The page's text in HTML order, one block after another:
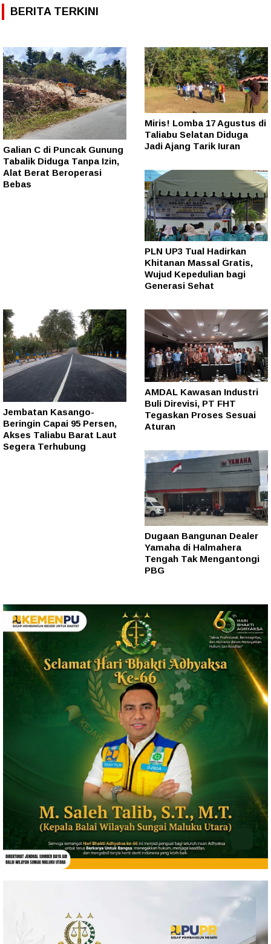
BERITA TERKINI
Galian C di Puncak Gunung
Tabalik Diduga Tanpa Izin,
Alat Berat Beroperasi
Bebas
Miris! Lomba 17 Agustus di
Taliabu Selatan Diduga
Jadi Ajang Tarik Iuran
PLN UP3 Tual Hadirkan
Khitanan Massal Gratis,
Wujud Kepedulian bagi
Generasi Sehat
Jembatan Kasango-
Beringin Capai 95 Persen,
Akses Taliabu Barat Laut
Segera Terhubung
AMDAL Kawasan Industri
Buli Direvisi, PT FHT
Tegaskan Proses Sesuai
Aturan
Dugaan Bangunan Dealer
Yamaha di Halmahera
Tengah Tak Mengantongi
PBG